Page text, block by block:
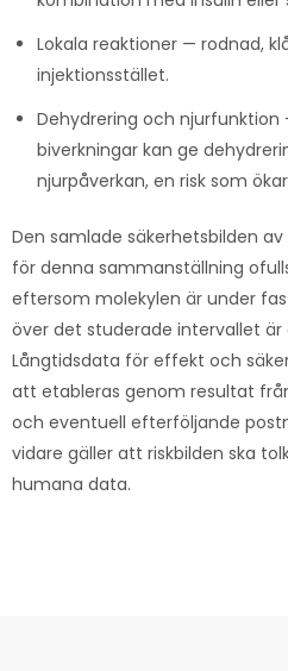
Lokala reaktioner — rodnad,
injektionsstället.
Dehydrering och
biverkningar kan ge
njurpåverkan, en risk som
Den samlade säkerhetsbilden
för denna sammanställning
eftersom molekylen är under
över det studerade intervallet är
Långtidsdata för effekt och
att etableras genom resultat
och eventuell efterföljande
vidare gäller att riskbilden ska
humana data.